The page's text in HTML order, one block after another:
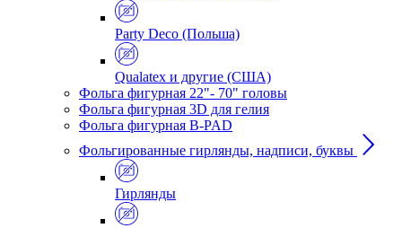
Party Deco (Польша)
Qualatex и другие (США)
Фольга фигурная 22"- 70" головы
Фольга фигурная 3D для гелия
Фольга фигурная B-PAD
Фольгированные гирлянды, надписи, буквы
Гирлянды